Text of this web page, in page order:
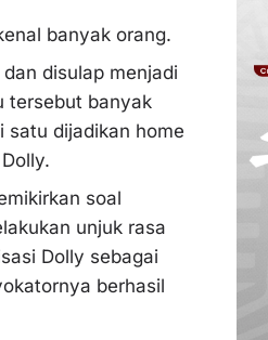
banyak orang.
disulap menjadi
tersebut banyak
satu dijadikan home
soal
unjuk rasa
Dolly sebagai
berhasil